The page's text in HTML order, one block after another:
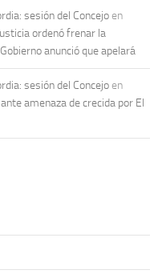
sesión del Concejo en
ordenó frenar la
anunció que apelará
sesión del Concejo en
amenaza de crecida por El